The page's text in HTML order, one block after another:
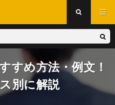
すめ方法・例文！
別に解説